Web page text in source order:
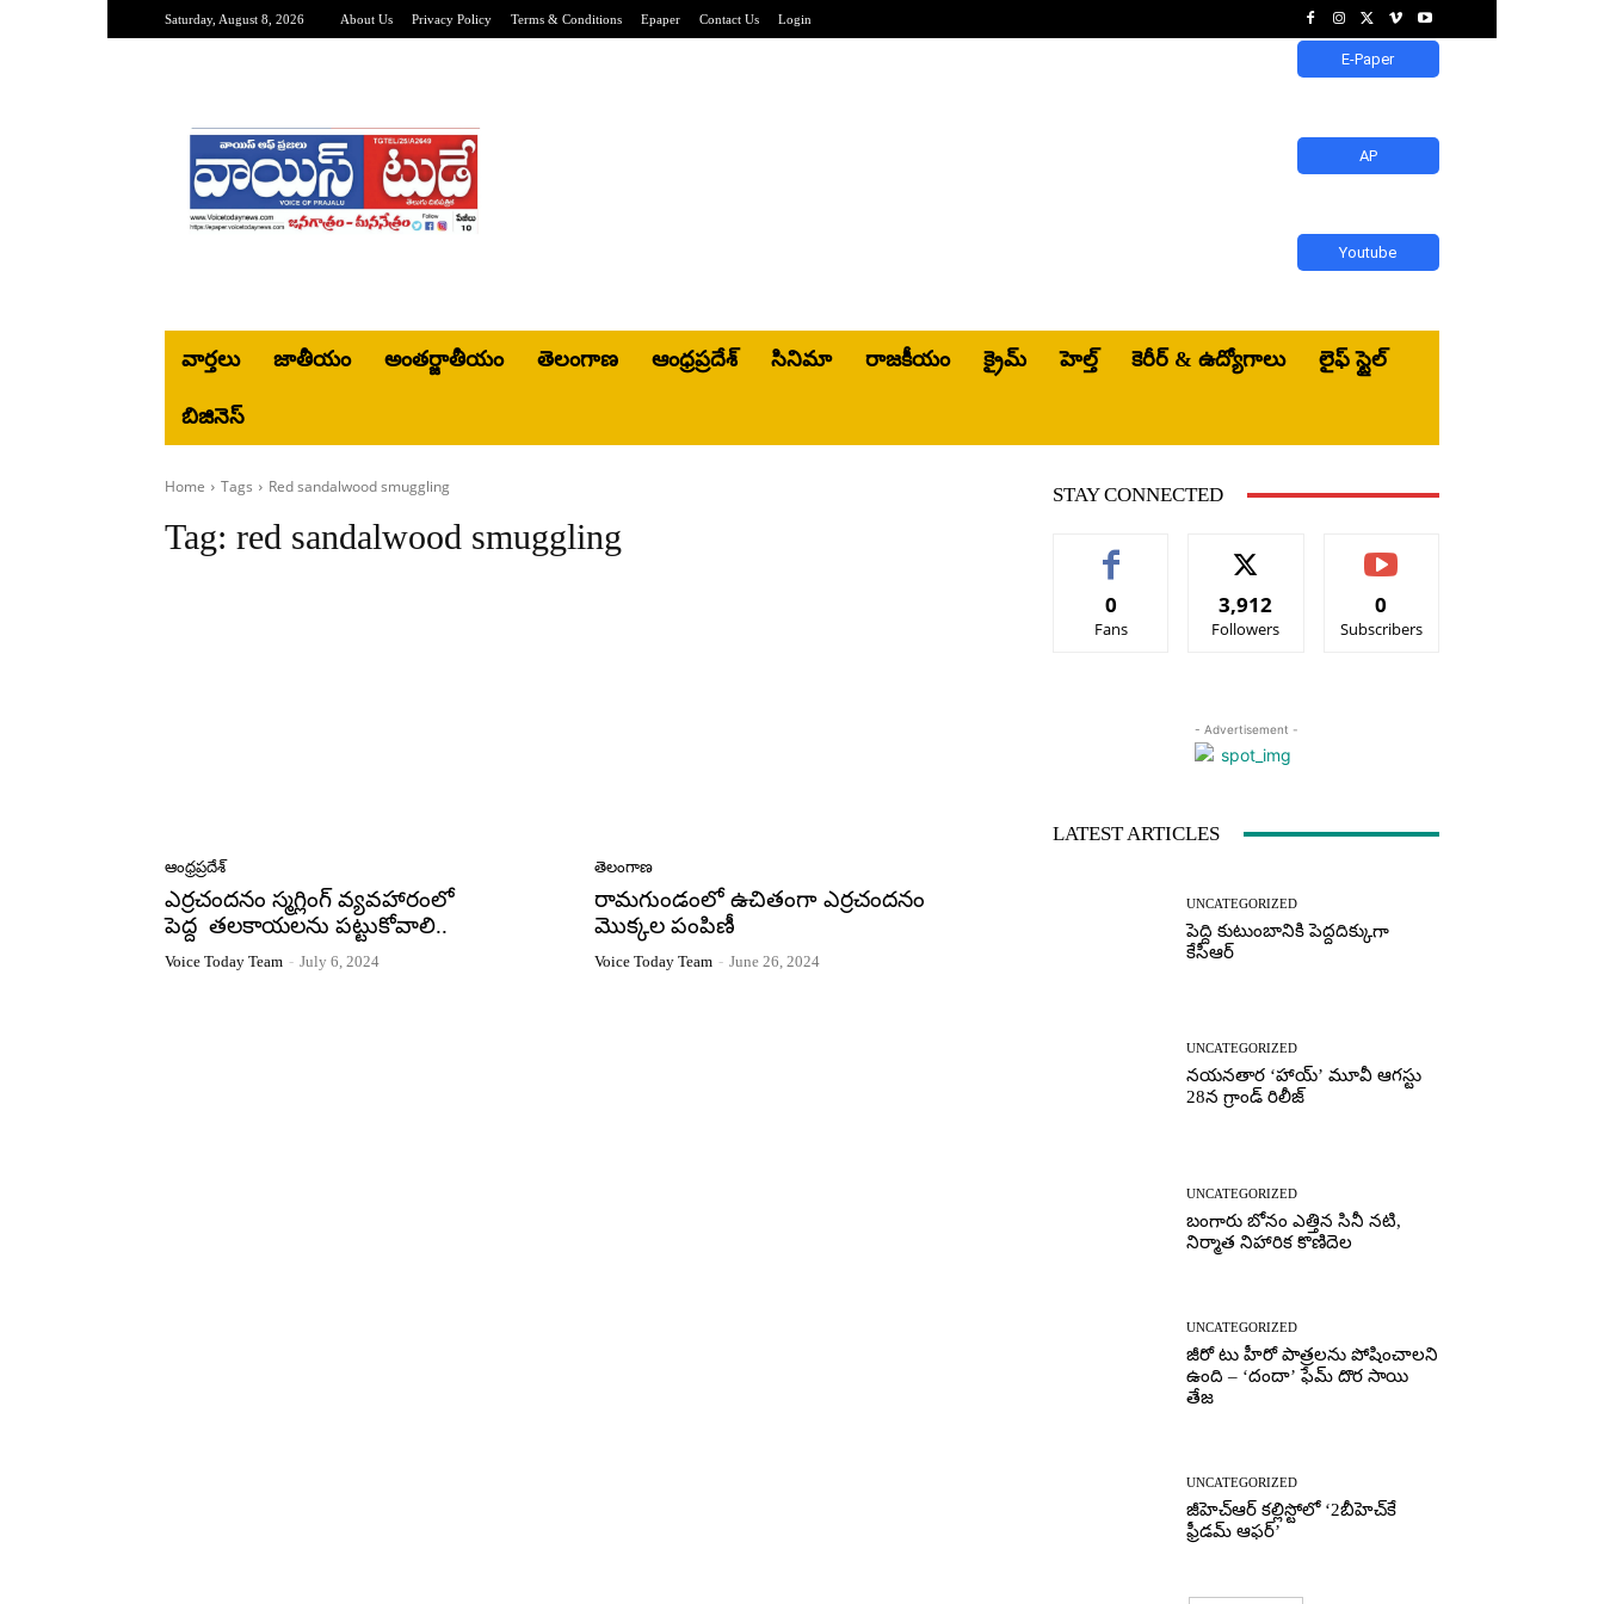
Saturday, August 8, 2026 About Us Privacy Policy Terms & Conditions Epaper Contact Us Login
E-Paper
AP
Youtube
వార్తలు జాతీయం అంతర్జాతీయం తెలంగాణ ఆంధ్రప్రదేశ్ సినిమా రాజకీయం క్రైమ్ హెల్త్‌ కెరీర్ & ఉద్యోగాలు లైఫ్ స్టైల్
బిజినెస్‌
Home Tags Red sandalwood smuggling
Tag: red sandalwood smuggling
ఆంధ్రప్రదేశ్
ఎర్రచందనం స్మగ్లింగ్ వ్యవహారంలో
పెద్ద తలకాయలను పట్టుకోవాలి..
Voice Today Team - July 6, 2024
తెలంగాణ
రామగుండంలో ఉచితంగా ఎర్రచందనం
మొక్కల పంపిణీ
Voice Today Team - June 26, 2024
STAY CONNECTED
0
Fans
3,912
Followers
0
Subscribers
- Advertisement -
LATEST ARTICLES
UNCATEGORIZED
పెద్ది కుటుంబానికి పెద్దదిక్కుగా
కేసీఆర్
UNCATEGORIZED
నయనతార ‘హాయ్’ మూవీ ఆగస్టు
28న గ్రాండ్ రిలీజ్
UNCATEGORIZED
బంగారు బోనం ఎత్తిన సినీ నటి,
నిర్మాత నిహారిక కొణిదెల
UNCATEGORIZED
జీరో టు హీరో పాత్రలను పోషించాలని
ఉంది – ‘దందా’ ఫేమ్ దొర సాయి
తేజ
UNCATEGORIZED
జీహెచ్ఆర్‌ కల్లిస్టోలో ‘2బీహెచ్‌కే
ఫ్రీడమ్ ఆఫర్’